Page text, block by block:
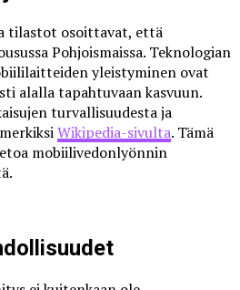
tilastot osoittavat, että
Pohjoismaissa. Teknologian
yleistyminen ovat
alalla tapahtuvaan kasvuun.
turvallisuudesta ja
Wikipedia-sivulta. Tämä
mobiilivedonlyönnin